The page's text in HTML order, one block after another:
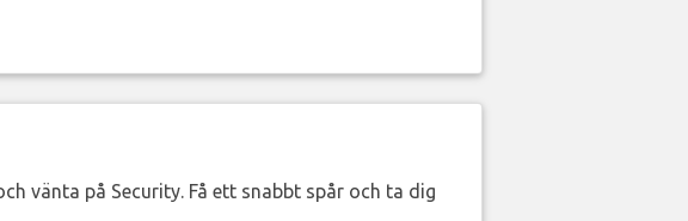
vänta på Security. Få ett snabbt spår och ta dig